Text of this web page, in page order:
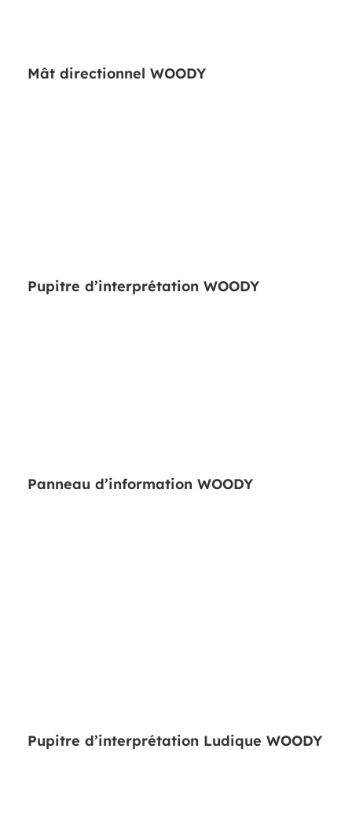
Mât directionnel WOODY
Pupitre d’interprétation WOODY
Panneau d’information WOODY
Pupitre d’interprétation Ludique WOODY